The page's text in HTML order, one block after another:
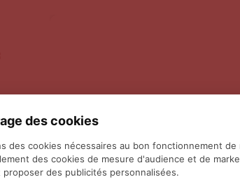
des cookies
des cookies nécessaires au bon fonctionnement
des cookies de mesure d'audience et de
proposer des publicités personnalisées.